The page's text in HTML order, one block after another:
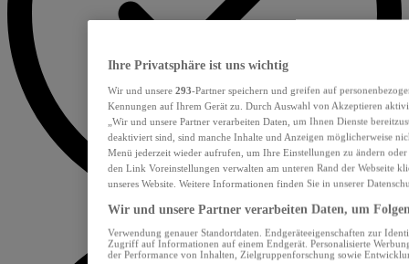
Ihre Privatsphäre ist uns wichtig
Wir und unsere 293-Partner speichern und greifen auf
Kennungen auf Ihrem Gerät zu. Durch Auswahl von Akzeptieren
„Wir und unsere Partner verarbeiten Daten, um Ihnen Dienste
deaktiviert sind, sind manche Inhalte und Anzeigen möglicherweise
Menü jederzeit wieder aufrufen, um Ihre Einstellungen zu ändern
den Link Voreinstellungen verwalten am unteren Rand der Webseite
unseres Website. Weitere Informationen finden Sie in unserer
Wir und unsere Partner verarbeiten Daten, um
Verwendung genauer Standortdaten. Endgeräteeigenschaften zur
Zugriff auf Informationen auf einem Endgerät. Personalisierte
der Performance von Inhalten, Zielgruppenforschung sowie